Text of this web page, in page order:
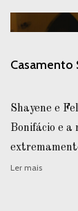
Casamento
Shayene e
Bonifácio e a
Ler mais